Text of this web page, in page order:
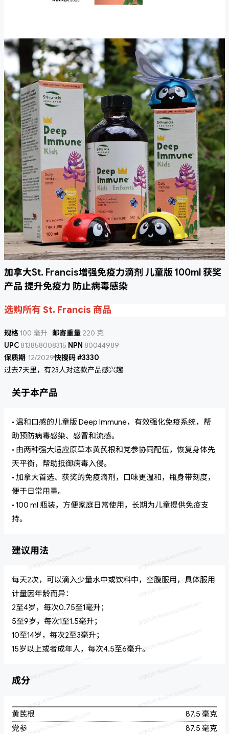
加拿大St. Francis增强免疫力滴剂 儿童版 100ml 获奖
产品 提升免疫力 防止病毒感染
选购所有 St. Francis 商品
规格 100 毫升 邮寄重量 220 克
UPC 813858008315 NPN 80044989
保质期 12/2029快搜码 #3330
过去7天里，有23人对这款产品感兴趣
关于本产品
• 温和口感的儿童版 Deep Immune，有效强化免疫系统，帮
助预防病毒感染、感冒和流感。
• 由两种强大适应原草本黄芪根和党参协同配伍，恢复身体先
天平衡，帮助抵御病毒入侵。
• 加拿大首选、获奖的免疫滴剂，口味更温和，瓶身带刻度，
便于日常用量。
• 100 ml 瓶装，方便家庭日常使用，长期为儿童提供免疫支
持。
建议用法
每天2次，可以滴入少量水中或饮料中，空腹服用，具体服用
计量因年龄而异：
2至4岁，每次0.75至1毫升；
5至9岁，每次1至1.5毫升；
10至14岁，每次2至3毫升；
15岁以上或者成年人，每次4.5至6毫升。
成分
黄芪根
87.5 毫克
党参
87.5 毫克